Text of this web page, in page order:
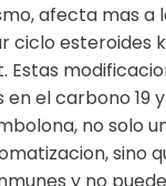
afecta mas a
ciclo esteroides
el carbono 19 y
no solo
sino